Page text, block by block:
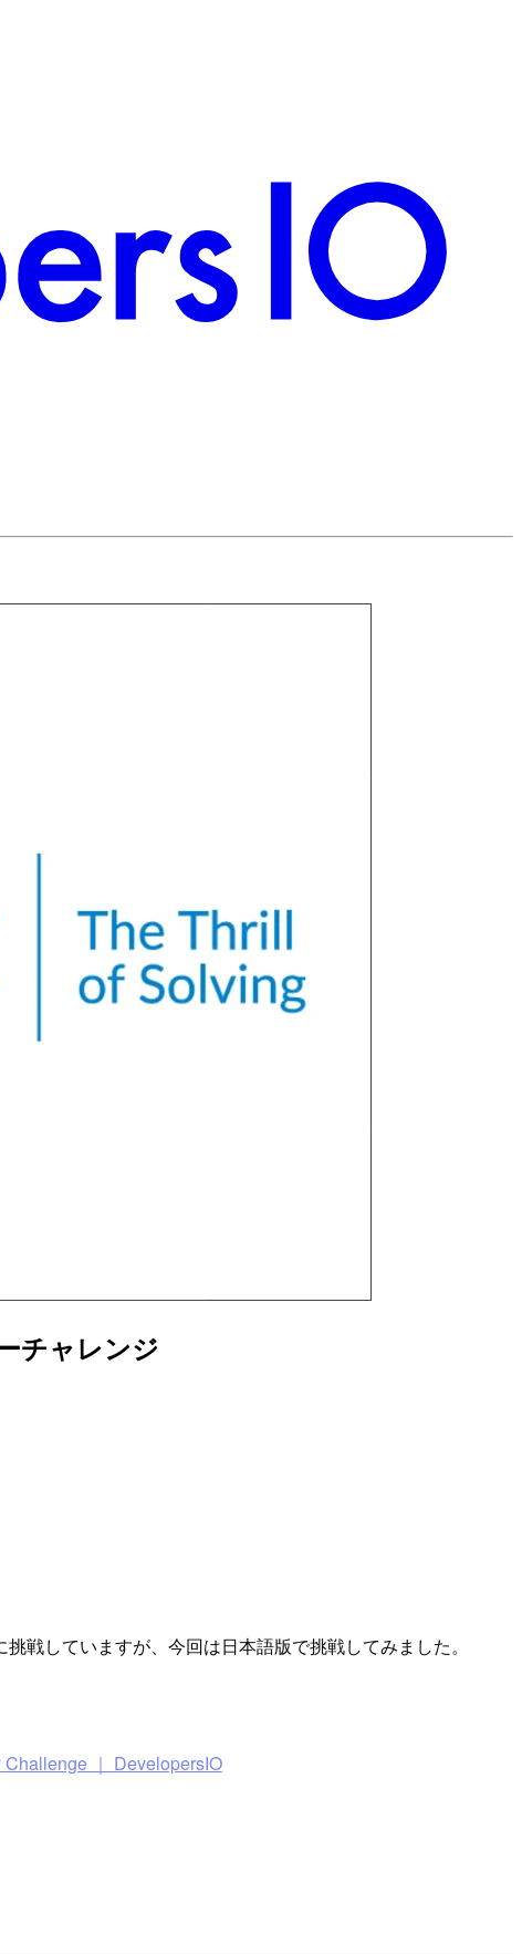
チャレンジ
戦していますが、今回は日本語版で挑戦してみました。
｜ DevelopersIO